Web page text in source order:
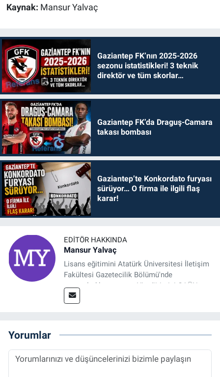
Kaynak: Mansur Yalvaç
Gaziantep FK’nın 2025-2026
sezonu istatistikleri! 3 teknik
direktör ve tüm skorlar…
Gaziantep FK’da Draguş-Camara
takası bombası
Gaziantep’te Konkordato furyası
sürüyor… O firma ile ilgili flaş
karar!
EDITÖR HAKKINDA
Mansur Yalvaç
Lisans eğitimini Atatürk Üniversitesi İletişim
Fakültesi Gazetecilik Bölümü'nde
tamamladıktan sonra, YL eğitimini GAÜN
Sosyal Bilimler Enstitüsü'nde İletişim ve T. D.
Spor, Sağlık ve Ekonomi Editörü olarak
sürdürmektedir.
Yorumlar